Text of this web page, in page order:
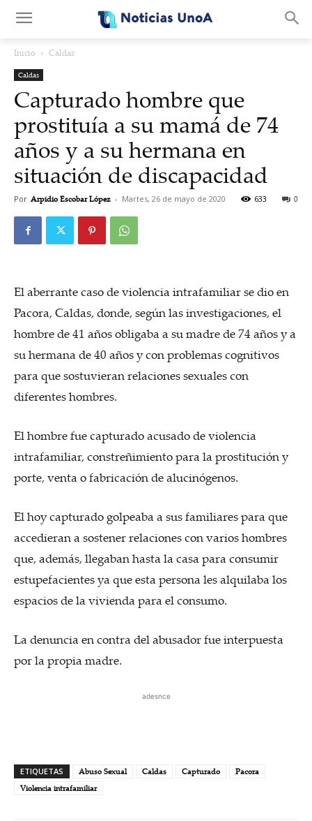
Inicio Caldas
Caldas
Capturado hombre que
prostituía a su mamá de 74
años y a su hermana en
situación de discapacidad
Por Arpidio Escobar López - Martes, 26 de mayo de 2020 0
633
El aberrante caso de violencia intrafamiliar se dio en
Pacora, Caldas, donde, según las investigaciones, el
hombre de 41 años obligaba a su madre de 74 años y a
su hermana de 40 años y con problemas cognitivos
para que sostuvieran relaciones sexuales con
diferentes hombres.
El hombre fue capturado acusado de violencia
intrafamiliar, constreñimiento para la prostitución y
porte, venta o fabricación de alucinógenos.
El hoy capturado golpeaba a sus familiares para que
accedieran a sostener relaciones con varios hombres
que, además, llegaban hasta la casa para consumir
estupefacientes ya que esta persona les alquilaba los
espacios de la vivienda para el consumo.
La denuncia en contra del abusador fue interpuesta
por la propia madre.
adesnce
ETIQUETAS Abuso Sexual Caldas Capturado
Pacora
Violencia intrafamiliar